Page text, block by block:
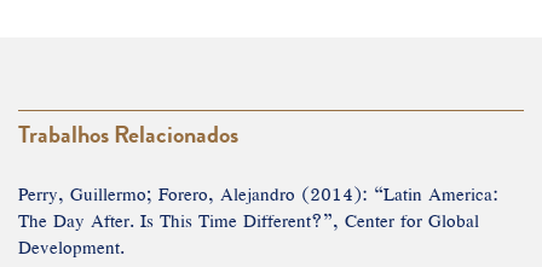
Trabalhos Relacionados
Perry, Guillermo; Forero, Alejandro (2014): “Latin America:
The Day After. Is This Time Different?”, Center for Global
Development.